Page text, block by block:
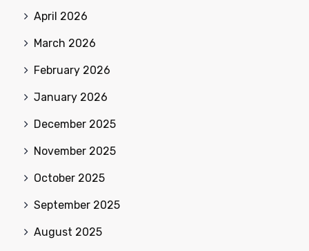
April 2026
March 2026
February 2026
January 2026
December 2025
November 2025
October 2025
September 2025
August 2025